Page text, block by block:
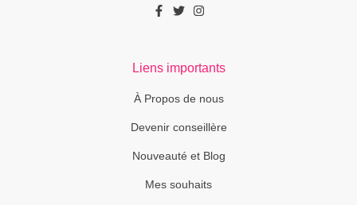
Liens importants
À Propos de nous
Devenir conseillère
Nouveauté et Blog
Mes souhaits